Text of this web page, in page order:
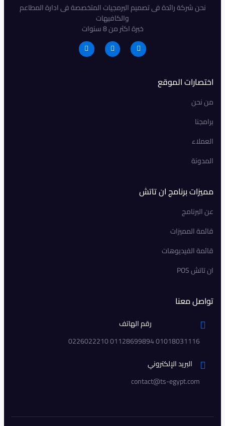
نحن شركة رائدة فى تصميم البرمجيات المتخصصة فى ادارة المطاعم
والكافيهات
خبرة اكثر من 8 سنوات
اختصارات الموقع
من نحن
برامجنا
العملاء
المدونة
مميزات برنامج ان تاتش
عن البرنامج
قائمة المميزات
قائمة الفيديوهات
ان تاتش POS
تواصل معنا
رقم الهاتف
01018031116 01128699894 0226022210
البريد الإلكتروني
contact@ts-egypt.com